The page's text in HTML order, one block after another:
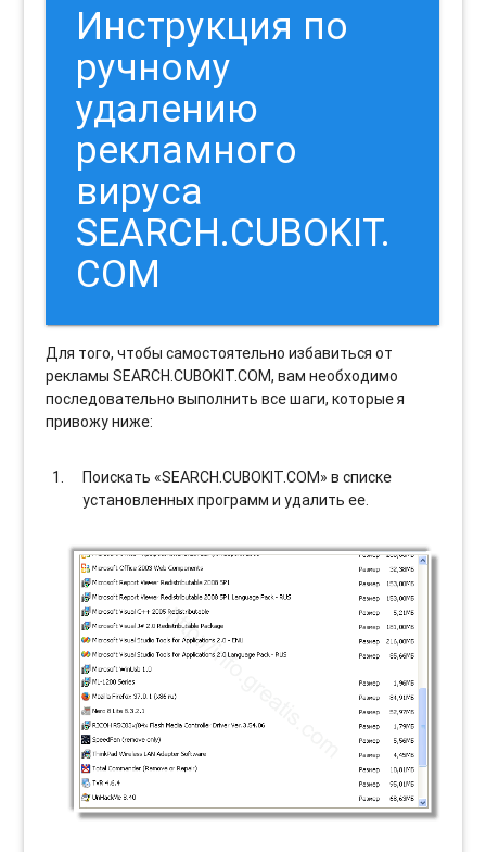
Инструкция по
ручному
удалению
рекламного
вируса
SEARCH.CUBOKIT.
COM
Для того, чтобы самостоятельно избавиться от
рекламы SEARCH.CUBOKIT.COM, вам необходимо
последовательно выполнить все шаги, которые я
привожу ниже:
Поискать «SEARCH.CUBOKIT.COM» в списке
установленных программ и удалить ее.